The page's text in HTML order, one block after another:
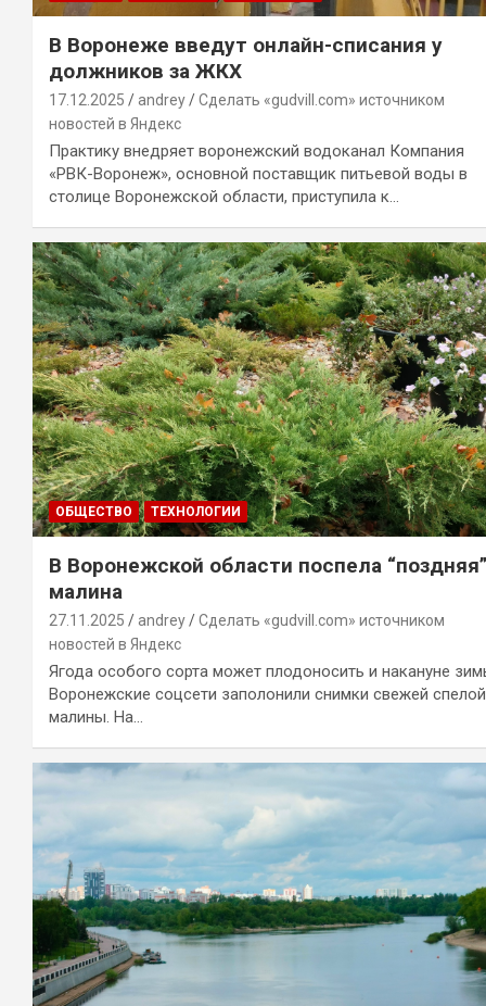
В Воронеже введут онлайн-списания у
должников за ЖКХ
17.12.2025 andrey
Сделать «gudvill.com» источником
новостей в Яндекс
Практику внедряет воронежский водоканал Компания
«РВК-Воронеж», основной поставщик питьевой воды в
столице Воронежской области, приступила к…
ОБЩЕСТВО ТЕХНОЛОГИИ
В Воронежской области поспела
малина
27.11.2025 andrey
Сделать «gudvill.com» источником
новостей в Яндекс
Ягода особого сорта может плодоносить и накануне
Воронежские соцсети заполонили снимки свежей спелой
малины. На…